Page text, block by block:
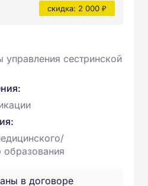
скидка: 2 000 ₽
сестринской
образования
в договоре